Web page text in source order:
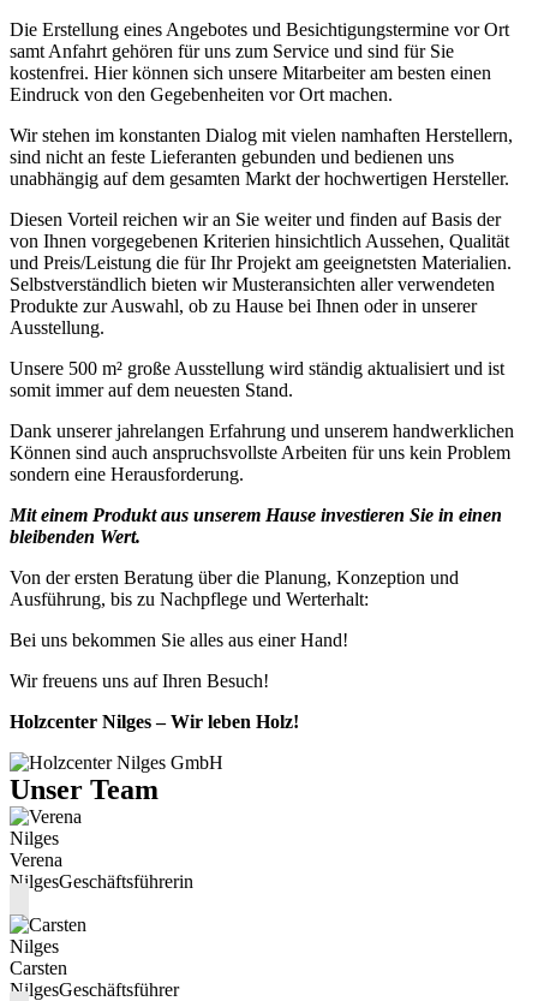
Die Erstellung eines Angebotes und Besichtigungstermine vor Ort
samt Anfahrt gehören für uns zum Service und sind für Sie
kostenfrei. Hier können sich unsere Mitarbeiter am besten einen
Eindruck von den Gegebenheiten vor Ort machen.
Wir stehen im konstanten Dialog mit vielen namhaften Herstellern,
sind nicht an feste Lieferanten gebunden und bedienen uns
unabhängig auf dem gesamten Markt der hochwertigen Hersteller.
Diesen Vorteil reichen wir an Sie weiter und finden auf Basis der
von Ihnen vorgegebenen Kriterien hinsichtlich Aussehen, Qualität
und Preis/Leistung die für Ihr Projekt am geeignetsten Materialien.
Selbstverständlich bieten wir Musteransichten aller verwendeten
Produkte zur Auswahl, ob zu Hause bei Ihnen oder in unserer
Ausstellung.
Unsere 500 m² große Ausstellung wird ständig aktualisiert und ist
somit immer auf dem neuesten Stand.
Dank unserer jahrelangen Erfahrung und unserem handwerklichen
Können sind auch anspruchsvollste Arbeiten für uns kein Problem
sondern eine Herausforderung.
Mit einem Produkt aus unserem Hause investieren Sie in einen
bleibenden Wert.
Von der ersten Beratung über die Planung, Konzeption und
Ausführung, bis zu Nachpflege und Werterhalt:
Bei uns bekommen Sie alles aus einer Hand!
Wir freuens uns auf Ihren Besuch!
Holzcenter Nilges – Wir leben Holz!
Unser Team
Verena
NilgesGeschäftsführerin
Carsten
NilgesGeschäftsführer